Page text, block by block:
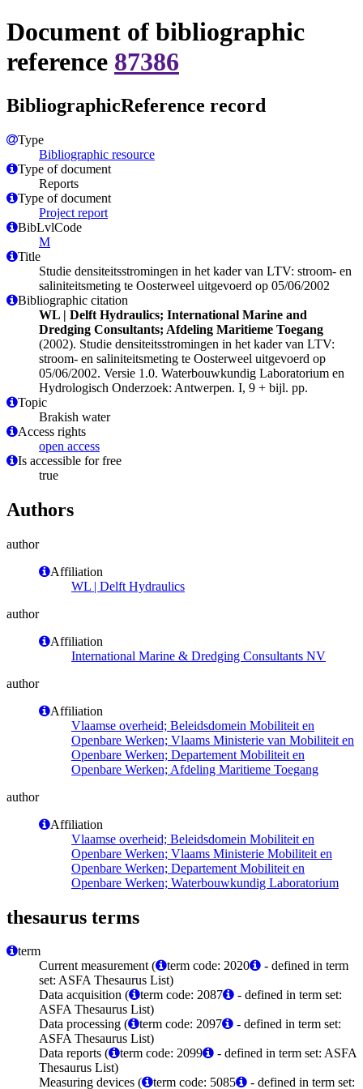
Document of bibliographic
reference 87386
BibliographicReference record
Type
Bibliographic resource
Type of document
Reports
Type of document
Project report
BibLvlCode
M
Title
Studie densiteitsstromingen in het kader van LTV: stroom- en
saliniteitsmeting te Oosterweel uitgevoerd op 05/06/2002
Bibliographic citation
WL | Delft Hydraulics; International Marine and
Dredging Consultants; Afdeling Maritieme Toegang
(2002). Studie densiteitsstromingen in het kader van LTV:
stroom- en saliniteitsmeting te Oosterweel uitgevoerd op
05/06/2002. Versie 1.0. Waterbouwkundig Laboratorium en
Hydrologisch Onderzoek: Antwerpen. I, 9 + bijl. pp.
Topic
Brakish water
Access rights
open access
Is accessible for free
true
Authors
author
Affiliation
WL | Delft Hydraulics
author
Affiliation
International Marine & Dredging Consultants NV
author
Affiliation
Vlaamse overheid; Beleidsdomein Mobiliteit en
Openbare Werken; Vlaams Ministerie van Mobiliteit en
Openbare Werken; Departement Mobiliteit en
Openbare Werken; Afdeling Maritieme Toegang
author
Affiliation
Vlaamse overheid; Beleidsdomein Mobiliteit en
Openbare Werken; Vlaams Ministerie Mobiliteit en
Openbare Werken; Departement Mobiliteit en
Openbare Werken; Waterbouwkundig Laboratorium
thesaurus terms
term
Current measurement (
term code: 2020
- defined in term
set: ASFA Thesaurus List)
Data acquisition (
term code: 2087
- defined in term set:
ASFA Thesaurus List)
Data processing (
term code: 2097
- defined in term set:
ASFA Thesaurus List)
Data reports (
term code: 2099
- defined in term set: ASFA
Thesaurus List)
Measuring devices (
term code: 5085 - defined in term set: